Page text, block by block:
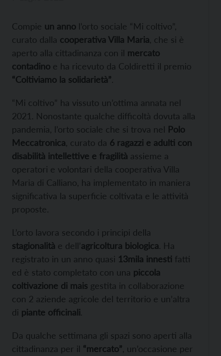
Compie un anno l’orto sociale “Mi coltivo”,
curato dalla cooperativa Villa Maria , che si è
aperto alla cittadinanza con il mercato
contadino e ha ricevuto da Coldiretti il premio
“Coltiviamo la solidarietà”.
“Mi coltivo” ha vissuto un’ottima annata nel
2021. Nonostante qualche difficoltà dovuta alla
pandemia, l’orto sociale che si trova nel Polo
Meccatronica , curato da 6 ragazzi e adulti con
disabilità intellettive e fragilità assieme a
operatori e volontari della cooperativa Villa
Maria di Calliano, ha implementato in maniera
significativa la superficie coltivata e le attività
proposte.
L’orto lavora secondo i principi della
stagionalità e dell’agricoltura biologica. Ha
registrato in un anno quasi 13mila innesti fatti
ed è stato completato con una piccola
coltivazione di mais gestita in collaborazione
con 2 aziende agricole del territorio e un’altra
di piante officinali.
Da qualche settimana gli spazi sono aperti alla
cittadinanza per il “mercato” , un’occasione per